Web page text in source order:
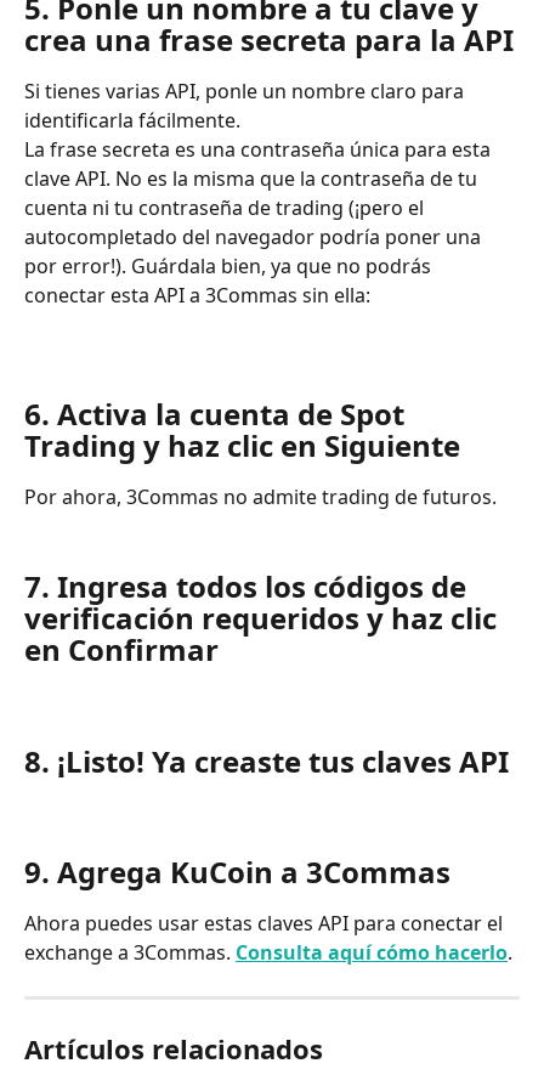
5. Ponle un nombre a tu clave y
crea una frase secreta para la API
Si tienes varias API, ponle un nombre claro para
identificarla fácilmente.
La frase secreta es una contraseña única para esta
clave API. No es la misma que la contraseña de tu
cuenta ni tu contraseña de trading (¡pero el
autocompletado del navegador podría poner una
por error!). Guárdala bien, ya que no podrás
conectar esta API a 3Commas sin ella:
6. Activa la cuenta de Spot
Trading y haz clic en Siguiente
Por ahora, 3Commas no admite trading de futuros.
7. Ingresa todos los códigos de
verificación requeridos y haz clic
en Confirmar
8. ¡Listo! Ya creaste tus claves API
9. Agrega KuCoin a 3Commas
Ahora puedes usar estas claves API para conectar el
exchange a 3Commas. Consulta aquí cómo hacerlo.
Artículos relacionados